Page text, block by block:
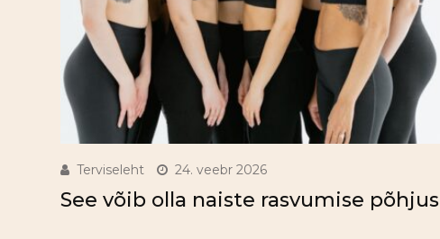
Terviseleht 24. veebr 2026
See võib olla naiste rasvumise põhjus